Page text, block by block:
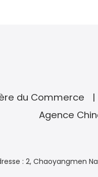
du Commerce
Agence
: 2, Chaoyangmen